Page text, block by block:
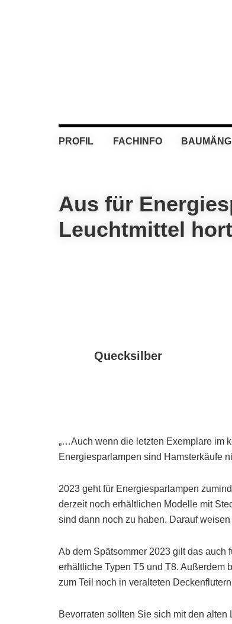
PROFIL FACHINFO
Aus für
Leuchtmittel
Quecksilber
„…Auch wenn die letzten Exemplare im
Energiesparlampen sind Hamsterkäufe
2023 geht für Energiesparlampen
derzeit noch erhältlichen Modelle mit
sind dann noch zu haben. Darauf
Ab dem Spätsommer 2023 gilt das auch
erhältliche Typen T5 und T8. Außerdem
zum Teil noch in veralteten
Bevorraten sollten Sie sich mit den